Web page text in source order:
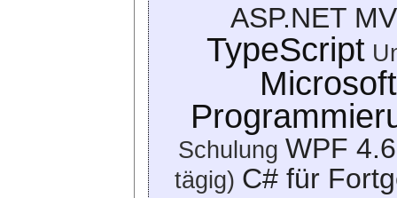
ASP.NET
TypeScript
Schulung WPF
tägig) C# für